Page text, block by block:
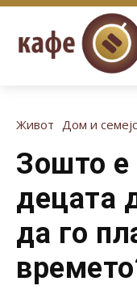
Живот Дом и
Зошто е
децата
да го